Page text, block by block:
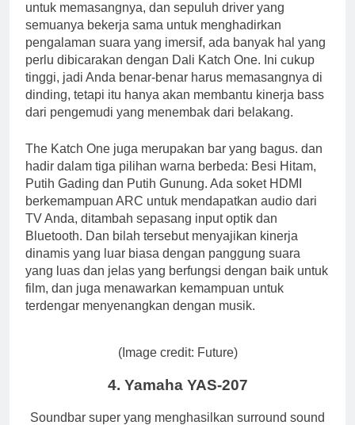
untuk memasangnya, dan sepuluh driver yang
semuanya bekerja sama untuk menghadirkan
pengalaman suara yang imersif, ada banyak hal yang
perlu dibicarakan dengan Dali Katch One. Ini cukup
tinggi, jadi Anda benar-benar harus memasangnya di
dinding, tetapi itu hanya akan membantu kinerja bass
dari pengemudi yang menembak dari belakang.
The Katch One juga merupakan bar yang bagus. dan
hadir dalam tiga pilihan warna berbeda: Besi Hitam,
Putih Gading dan Putih Gunung. Ada soket HDMI
berkemampuan ARC untuk mendapatkan audio dari
TV Anda, ditambah sepasang input optik dan
Bluetooth. Dan bilah tersebut menyajikan kinerja
dinamis yang luar biasa dengan panggung suara
yang luas dan jelas yang berfungsi dengan baik untuk
film, dan juga menawarkan kemampuan untuk
terdengar menyenangkan dengan musik.
(Image credit: Future)
4. Yamaha YAS-207
Soundbar super yang menghasilkan surround sound